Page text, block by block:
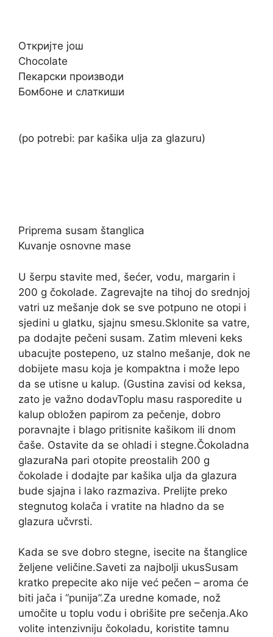
Откријте још
Chocolate
Пекарски производи
Бомбоне и слаткиши
(po potrebi: par kašika ulja za glazuru)
Priprema susam štanglica
Kuvanje osnovne mase
U šerpu stavite med, šećer, vodu, margarin i
200 g čokolade. Zagrevajte na tihoj do srednjoj
vatri uz mešanje dok se sve potpuno ne otopi i
sjedini u glatku, sjajnu smesu.Sklonite sa vatre,
pa dodajte pečeni susam. Zatim mleveni keks
ubacujte postepeno, uz stalno mešanje, dok ne
dobijete masu koja je kompaktna i može lepo
da se utisne u kalup. (Gustina zavisi od keksa,
zato je važno dodavToplu masu rasporedite u
kalup obložen papirom za pečenje, dobro
poravnajte i blago pritisnite kašikom ili dnom
čaše. Ostavite da se ohladi i stegne.Čokoladna
glazuraNa pari otopite preostalih 200 g
čokolade i dodajte par kašika ulja da glazura
bude sjajna i lako razmaziva. Prelijte preko
stegnutog kolača i vratite na hladno da se
glazura učvrsti.
Kada se sve dobro stegne, isecite na štanglice
željene veličine.Saveti za najbolji ukusSusam
kratko prepecite ako nije već pečen – aroma će
biti jača i “punija”.Za uredne komade, nož
umočite u toplu vodu i obrišite pre sečenja.Ako
volite intenzivniju čokoladu, koristite tamnu